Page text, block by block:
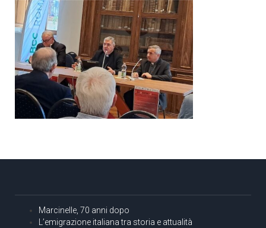
Marcinelle, 70 anni dopo
L’emigrazione italiana tra storia e attualità